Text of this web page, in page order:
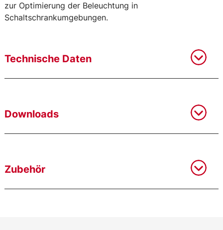
zur Optimierung der Beleuchtung in
Schaltschrankumgebungen.
Technische Daten
Downloads
Zubehör